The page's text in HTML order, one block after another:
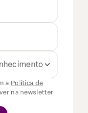
a Política de
na newsletter